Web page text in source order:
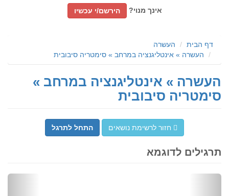
אינך מנוי? הירשם/י עכשיו
דף הבית
העשרה
העשרה » אינטליגנציה במרחב » סימטריה סיבובית
העשרה » אינטליגנציה במרחב »
סימטריה סיבובית
חזור לרשימת נושאים התחל לתרגל
תרגילים לדוגמא